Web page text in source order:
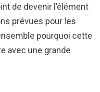
de devenir l’élément
prévues pour les
pourquoi cette
avec une grande